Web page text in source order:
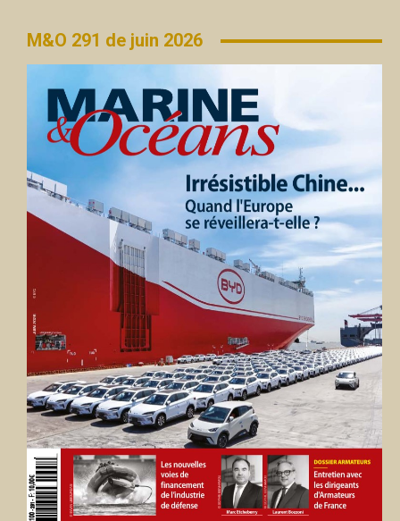
M&O 291 de juin 2026